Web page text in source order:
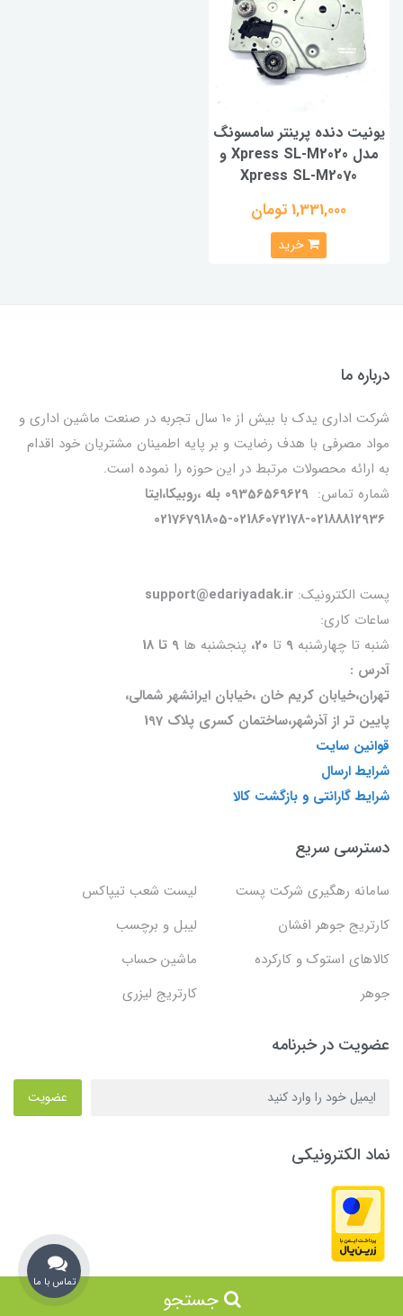
یونیت دنده پرینتر سامسونگ
مدل Xpress SL-M2020 و
Xpress SL-M2070
1,331,000 تومان
خرید
جستجو
درباره ما
شرکت اداری یدک با بیش از 10 سال تجربه در صنعت ماشین اداری و
مواد مصرفی با هدف رضایت و بر پایه اطمینان مشتریان خود اقدام
به ارائه محصولات مرتبط در این حوزه را نموده است.
شماره تماس: 09356569629 بله ،روبیکا،ایتا
02176791805-02186072178-02188812936
پست الکترونیک:
ساعات کاری:
شنبه تا چهارشنبه 9 تا 20، پنجشنبه ها
آدرس :
تهران،خیابان کریم خان ،خیابان ایرانشهر شمالی،
پایین تر از آذرشهر،ساختمان کسری پلاک 197
قوانین سایت
شرایط ارسال
شرایط گارانتی و بازگشت کالا
دسترسی سریع
سامانه رهگیری شرکت پست
لیست شعب تیپاکس
کارتریج جوهر افشان
لیبل و برچسب
کالاهای استوک و کارکرده
ماشین حساب
جوهر
کارتریج لیزری
عضویت در خبرنامه
عضویت
نماد الکترونیکی
تماس با ما